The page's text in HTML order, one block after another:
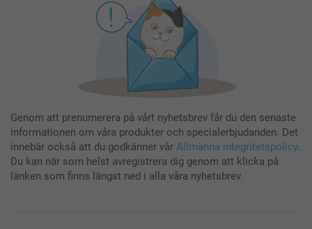
Genom att prenumerera på vårt nyhetsbrev får du den senaste
informationen om våra produkter och specialerbjudanden. Det
innebär också att du godkänner vår Allmänna integritetspolicy.
Du kan när som helst avregistrera dig genom att klicka på
länken som finns längst ned i alla våra nyhetsbrev.